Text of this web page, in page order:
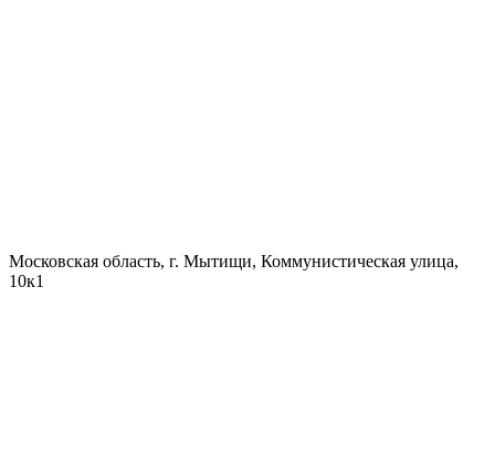
Московская область, г. Мытищи, Коммунистическая улица,
10к1